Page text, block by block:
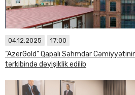
04.12.2025 17:00
“AzerGold” Qapalı Səhmdar
tərkibində dəyişiklik edilib